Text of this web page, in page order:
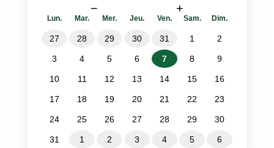
− +
Lun. Mar. Mer. Jeu. Ven. Sam. Dim.
27 28 29 30 31 1 2
3 4 5 6 7 8 9
10 11 12 13 14 15 16
17 18 19 20 21 22 23
24 25 26 27 28 29 30
31 1 2 3 4 5 6